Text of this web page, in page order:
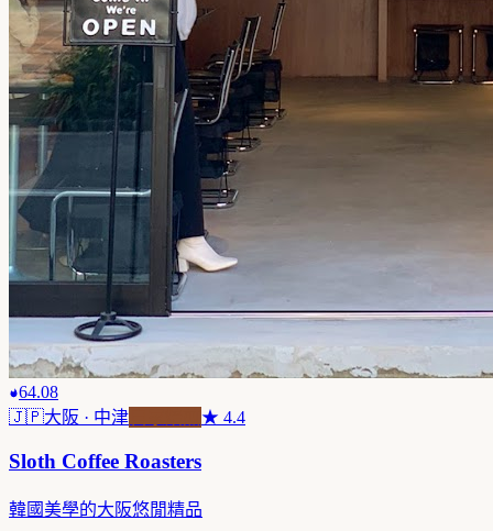
64.08
🇯🇵大阪 · 中津 ★ 4.4
Sloth Coffee Roasters
韓國美學的大阪悠閒精品